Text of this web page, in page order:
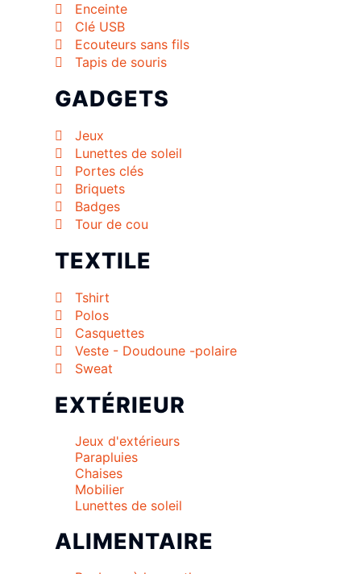
Enceinte
Clé USB
Ecouteurs sans fils
Tapis de souris
GADGETS
Jeux
Lunettes de soleil
Portes clés
Briquets
Badges
Tour de cou
TEXTILE
Tshirt
Polos
Casquettes
Veste - Doudoune -polaire
Sweat
EXTÉRIEUR
Jeux d'extérieurs
Parapluies
Chaises
Mobilier
Lunettes de soleil
ALIMENTAIRE